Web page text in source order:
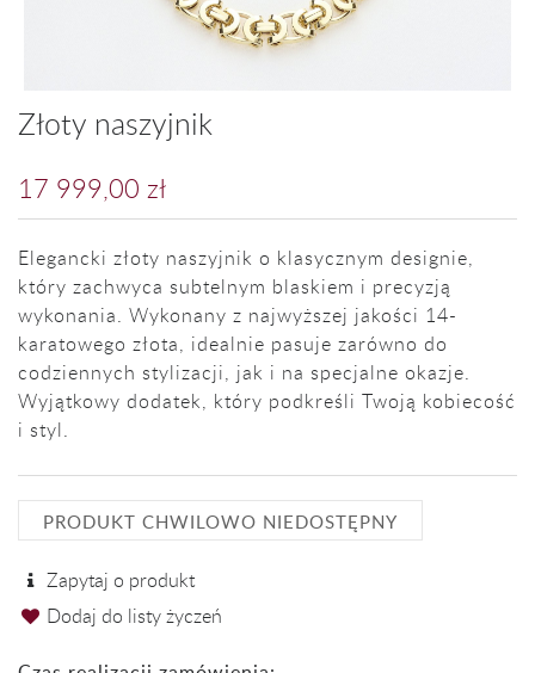
Złoty naszyjnik
17 999,00 zł
Elegancki złoty naszyjnik o klasycznym designie,
który zachwyca subtelnym blaskiem i precyzją
wykonania. Wykonany z najwyższej jakości 14-
karatowego złota, idealnie pasuje zarówno do
codziennych stylizacji, jak i na specjalne okazje.
Wyjątkowy dodatek, który podkreśli Twoją kobiecość
i styl.
PRODUKT CHWILOWO NIEDOSTĘPNY
Zapytaj o produkt
Dodaj do listy życzeń